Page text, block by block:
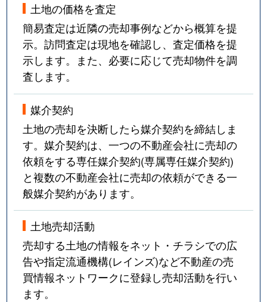
土地の価格を査定
簡易査定は近隣の売却事例などから概算を提
示。訪問査定は現地を確認し、査定価格を提
示します。また、必要に応じて売却物件を調
査します。
媒介契約
土地の売却を決断したら媒介契約を締結しま
す。媒介契約は、一つの不動産会社に売却の
依頼をする専任媒介契約(専属専任媒介契約)
と複数の不動産会社に売却の依頼ができる一
般媒介契約があります。
土地売却活動
売却する土地の情報をネット・チラシでの広
告や指定流通機構(レインズ)など不動産の売
買情報ネットワークに登録し売却活動を行い
ます。